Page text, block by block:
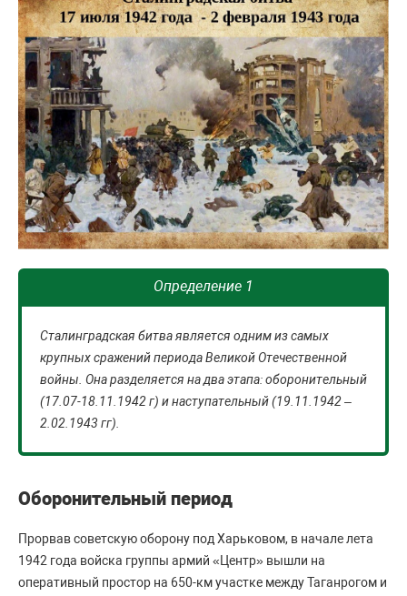
Определение 1
Сталинградская битва является одним из самых
крупных сражений периода Великой Отечественной
войны. Она разделяется на два этапа: оборонительный
(17.07-18.11.1942 г) и наступательный (19.11.1942 –
2.02.1943 гг).
Оборонительный период
Прорвав советскую оборону под Харьковом, в начале лета
1942 года войска группы армий «Центр» вышли на
оперативный простор на 650-км участке между Таганрогом и